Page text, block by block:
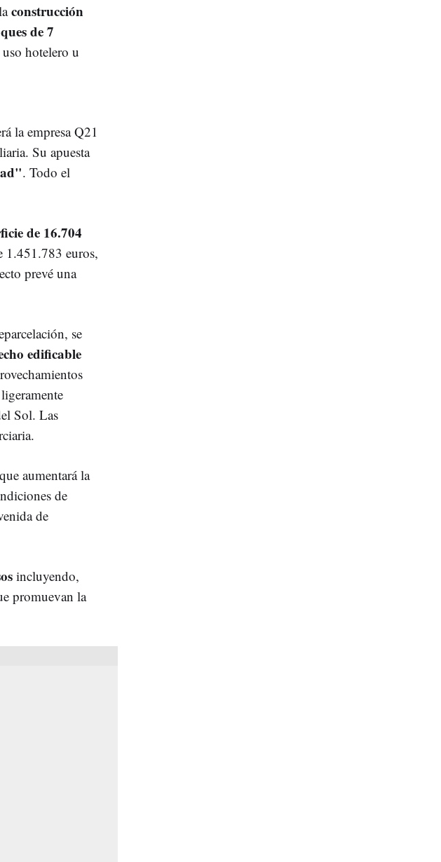
construcción
de 7
hotelero u
la empresa Q21
Su apuesta
. Todo el
de 16.704
1.451.783 euros,
prevé una
se
edificable
Sol. Las
que aumentará la
de
de
incluyendo,
promuevan la